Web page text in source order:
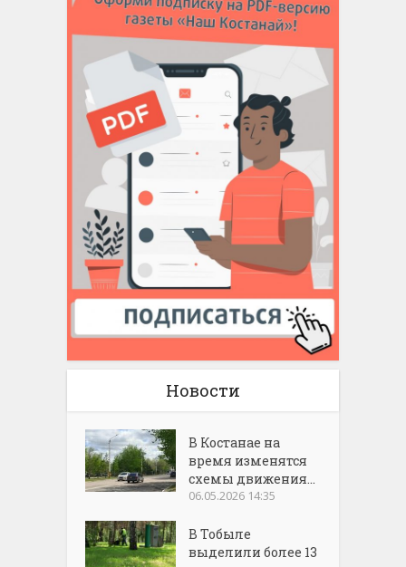
Новости
В Костанае на
время изменятся
схемы движения...
06.05.2026 14:35
В Тобыле
выделили более 13